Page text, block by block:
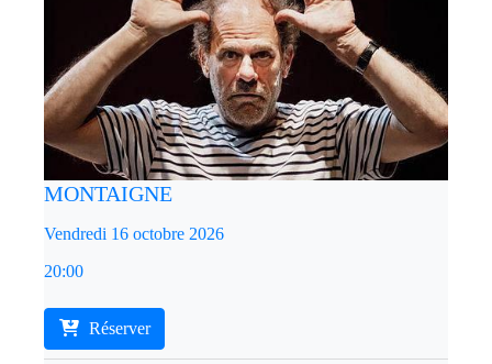
MONTAIGNE
Vendredi 16 octobre 2026
20:00
Réserver